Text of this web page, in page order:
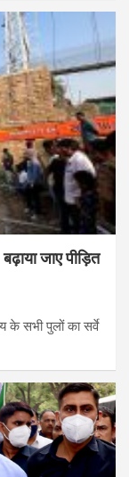
जाए पीड़ित
के सभी पुलों का सर्वे